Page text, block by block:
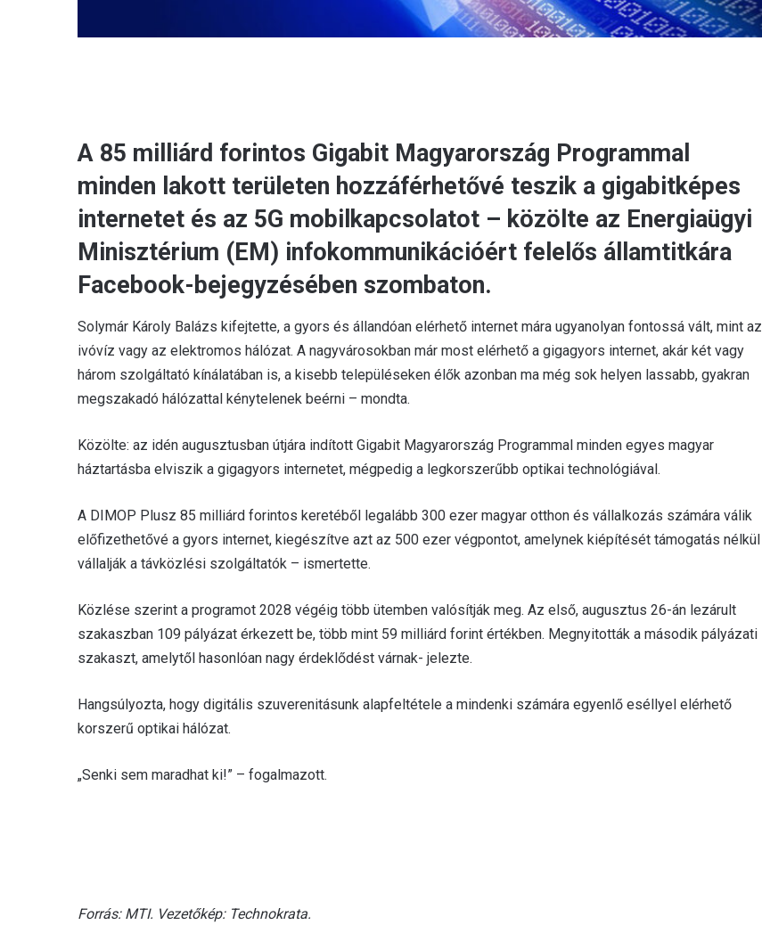
A 85 milliárd forintos Gigabit Magyarország Programmal
minden lakott területen hozzáférhetővé teszik a gigabitképes
internetet és az 5G mobilkapcsolatot – közölte az Energiaügyi
Minisztérium (EM) infokommunikációért felelős államtitkára
Facebook-bejegyzésében szombaton.
Solymár Károly Balázs kifejtette, a gyors és állandóan elérhető internet mára ugyanolyan fontossá vált, mint az
ivóvíz vagy az elektromos hálózat. A nagyvárosokban már most elérhető a gigagyors internet, akár két vagy
három szolgáltató kínálatában is, a kisebb településeken élők azonban ma még sok helyen lassabb, gyakran
megszakadó hálózattal kénytelenek beérni – mondta.
Közölte: az idén augusztusban útjára indított Gigabit Magyarország Programmal minden egyes magyar
háztartásba elviszik a gigagyors internetet, mégpedig a legkorszerűbb optikai technológiával.
A DIMOP Plusz 85 milliárd forintos keretéből legalább 300 ezer magyar otthon és vállalkozás számára válik
előfizethetővé a gyors internet, kiegészítve azt az 500 ezer végpontot, amelynek kiépítését támogatás nélkül
vállalják a távközlési szolgáltatók – ismertette.
Közlése szerint a programot 2028 végéig több ütemben valósítják meg. Az első, augusztus 26-án lezárult
szakaszban 109 pályázat érkezett be, több mint 59 milliárd forint értékben. Megnyitották a második pályázati
szakaszt, amelytől hasonlóan nagy érdeklődést várnak- jelezte.
Hangsúlyozta, hogy digitális szuverenitásunk alapfeltétele a mindenki számára egyenlő eséllyel elérhető
korszerű optikai hálózat.
„Senki sem maradhat ki!” – fogalmazott.
Forrás: MTI. Vezetőkép: Technokrata.